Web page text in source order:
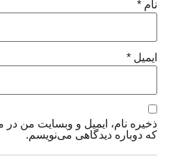
نام *
ایمیل *
ذخیره نام، ایمیل و وبسایت من در
که دوباره دیدگاهی می‌نویسم.